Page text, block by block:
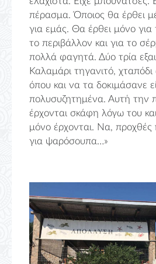
πέρασμα. Όποιος θα έρθει
για εμάς. Θα έρθει μόνο για
το περιβάλλον και για το
πολλά φαγητά. Δύο τρία
Καλαμάρι τηγανιτό,
όπου και να τα δοκιμάσανε
πολυσυζητημένα. Αυτή την
έρχονται σκάφη λόγω του
μόνο έρχονται. Να, προχθές
για ψαρόσουπα…»